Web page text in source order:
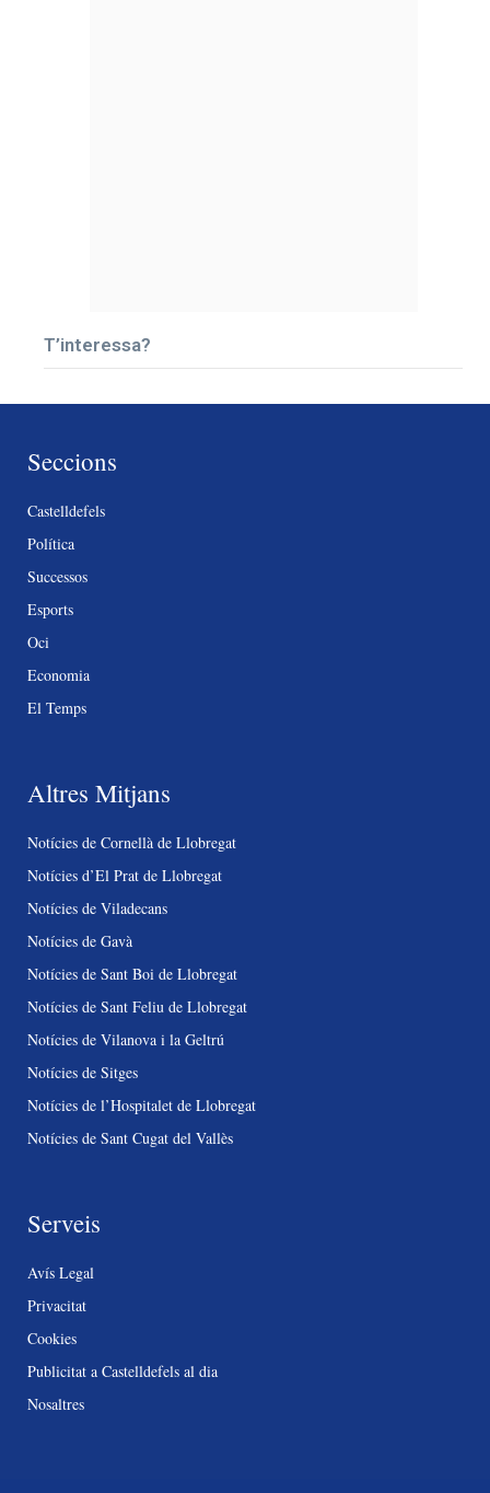
T’interessa?
Seccions
Castelldefels
Política
Successos
Esports
Oci
Economia
El Temps
Altres Mitjans
Notícies de Cornellà de Llobregat
Notícies d’El Prat de Llobregat
Notícies de Viladecans
Notícies de Gavà
Notícies de Sant Boi de Llobregat
Notícies de Sant Feliu de Llobregat
Notícies de Vilanova i la Geltrú
Notícies de Sitges
Notícies de l’Hospitalet de Llobregat
Notícies de Sant Cugat del Vallès
Serveis
Avís Legal
Privacitat
Cookies
Publicitat a Castelldefels al dia
Nosaltres